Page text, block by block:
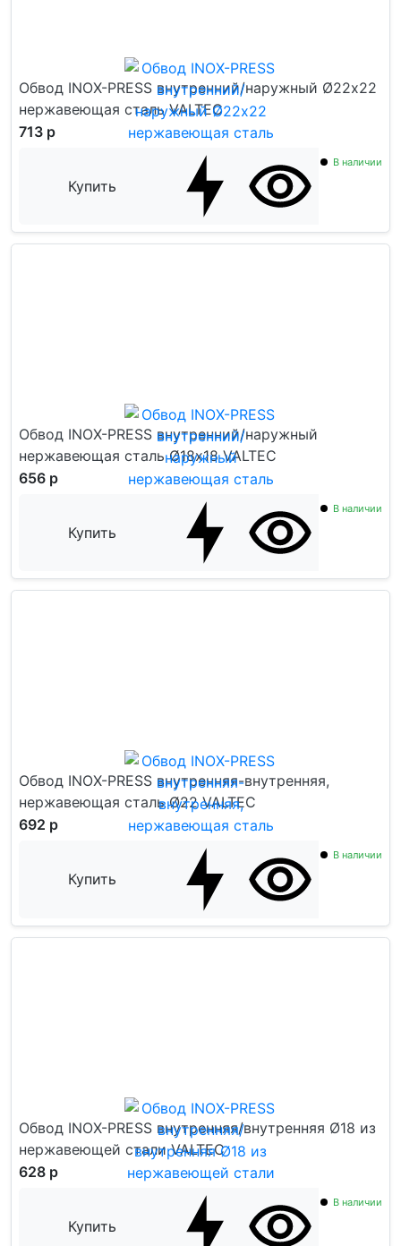
Обвод INOX-PRESS внутренний/наружный Ø22х22
нержавеющая сталь VALTEC
713 р
Купить
В наличии
Обвод INOX-PRESS внутренний/наружный
нержавеющая сталь Ø18х18 VALTEC
656 р
Купить
В наличии
Обвод INOX-PRESS внутренняя-внутренняя,
нержавеющая сталь Ø22 VALTEC
692 р
Купить
В наличии
Обвод INOX-PRESS внутренняя/внутренняя Ø18 из
нержавеющей стали VALTEC
628 р
Купить
В наличии